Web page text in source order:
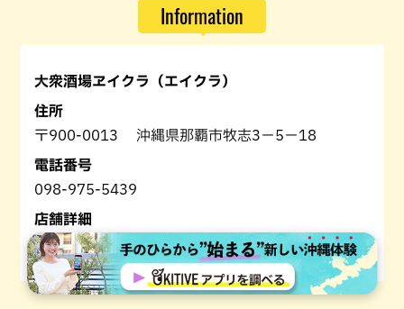
Information
大衆酒場ヱイクラ（エイクラ）
住所
〒900-0013 沖縄県那覇市牧志3−5−18
電話番号
098-975-5439
店舗詳細
大衆酒場ヱイクラ（エイクラ）